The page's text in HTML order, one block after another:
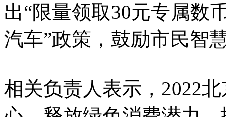
出“限量领取30元专属数
汽车”政策，鼓励市民智
相关负责人表示，2022